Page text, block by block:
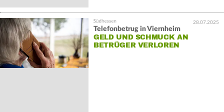
28.07.2025
Telefonbetrug in Viernheim
GELD UND SCHMUCK AN
BETRÜGER VERLOREN